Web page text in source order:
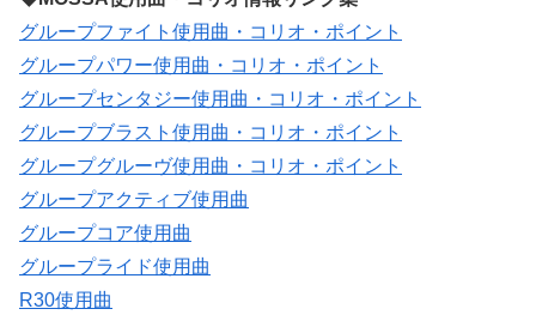
グループファイト使用曲・コリオ・ポイント
グループパワー使用曲・コリオ・ポイント
グループセンタジー使用曲・コリオ・ポイント
グループブラスト使用曲・コリオ・ポイント
グループグルーヴ使用曲・コリオ・ポイント
グループアクティブ使用曲
グループコア使用曲
グループライド使用曲
R30使用曲